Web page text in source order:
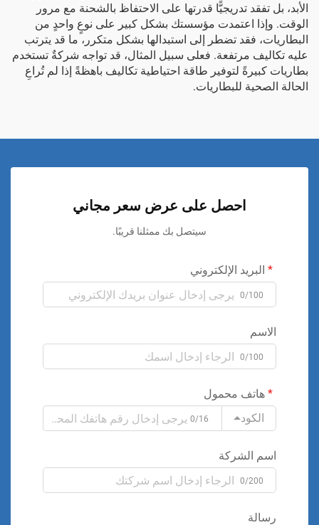
الأبد، بل تفقد تدريجيًّا قدرتها على الاحتفاظ بالشحنة مع مرور
الوقت. وإذا اعتمدت مؤسستك بشكل كبير على نوعٍ واحدٍ من
البطاريات، فقد تضطر إلى استبدالها بشكل متكرر، ما قد يترتب
عليه تكاليف مرتفعة. فعلى سبيل المثال، قد تواجه شركةٌ تستخدم
بطاريات كبيرةً لتوفير طاقة احتياطية تكاليف باهظةً إذا لم تُراعِ
الحالة الصحية للبطاريات.
احصل على عرض سعر مجاني
سيتصل بك ممثلنا قريبًا.
البريد الإلكتروني
0/100
الاسم
0/100
هاتف محمول
الكود
0/16
اسم الشركة
0/200
رسالة